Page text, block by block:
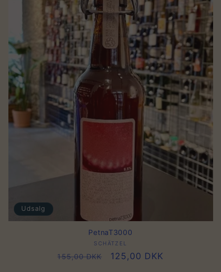
Udsalg
PetnaT3000
Forhandler:
SCHÄTZEL
Normalpris
155,00 DKK Udsalgspris
125,00 DKK